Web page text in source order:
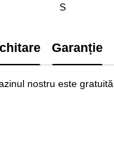
S
Garanție
nostru este gratuită.